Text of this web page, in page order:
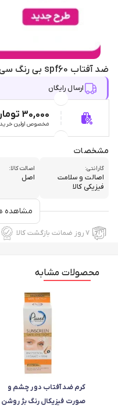
ضد آفتاب spf60 بی رنگ سی گل
ارسال رایگان
30,000 تومان
مخصوص اولین خرید
مشخصات
گارانتی:
اصالت و سلامت
فیزیکی کالا
اصالت کالا:
اصل
مشاهده
۷ روز ضمانت بازگشت کالا
محصولات مشابه
کرم ضد آفتاب دور چشم و
صورت فیزیکال رنگ بژ روشن